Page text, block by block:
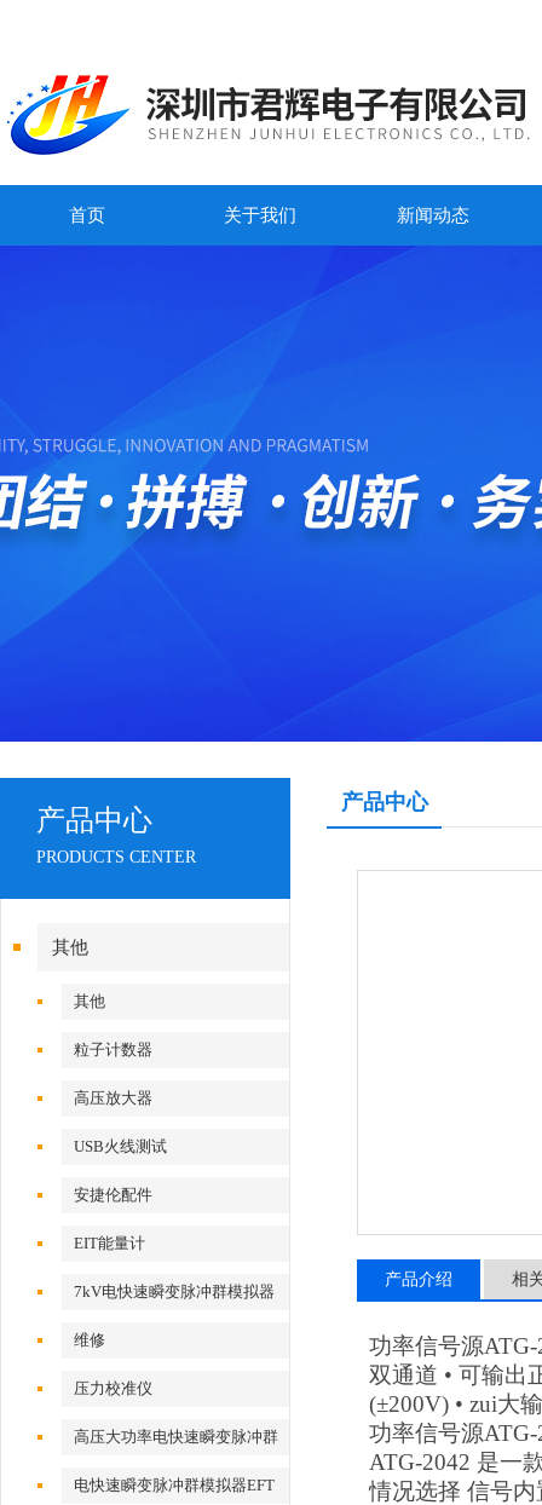
首页 关于我们 新闻动态
产品中心
PRODUCTS CENTER
其他
其他
粒子计数器
高压放大器
USB火线测试
安捷伦配件
EIT能量计
7kV电快速瞬变脉冲群模拟器
维修
压力校准仪
高压大功率电快速瞬变脉冲群
测试系统
电快速瞬变脉冲群模拟器EFT
产品中心
产品介绍 相
功率信号源ATG-
双通道 • 可输出
(±200V) • zui大
功率信号源ATG-
ATG-2042 是一
情况选择 信号